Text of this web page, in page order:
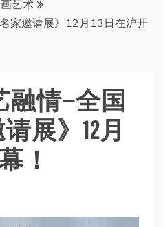
艺术
家邀请展》12月13日在沪开
融情—全国
展》12月
！